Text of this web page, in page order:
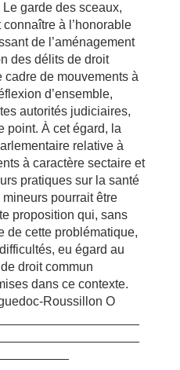
garde des sceaux,
à l’honorable
de l’aménagement
des délits de droit
de mouvements à
d’ensemble,
autorités judiciaires,
point. À cet égard, la
relative à
à caractère sectaire et
pratiques sur la santé
pourrait être
proposition qui, sans
de cette problématique,
eu égard au
droit commun
dans ce contexte.
Roussillon O